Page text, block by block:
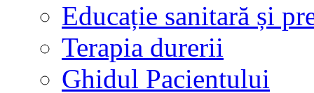
Educație sanitară și
Terapia durerii
Ghidul Pacientului